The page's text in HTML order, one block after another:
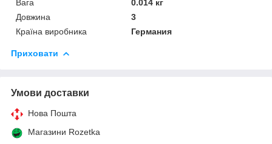
Вага
0.014 кг
Довжина
3
Країна виробника
Германия
Приховати
Умови доставки
Нова Пошта
Магазини Rozetka